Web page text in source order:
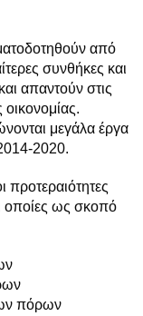
από
συνθήκες και
απαντούν στις
οικονομίας.
μεγάλα έργα
2020.
προτεραιότητες
οποίες ως σκοπό
πόρων